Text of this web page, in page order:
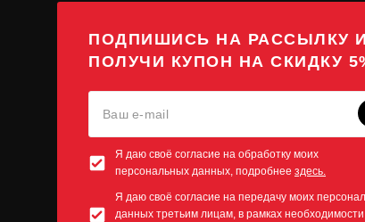
ПОДПИШИСЬ НА РАССЫЛКУ И
ПОЛУЧИ КУПОН НА СКИДКУ
Я даю своё согласие на обработку моих
персональных данных, подробнее здесь.
Я даю своё согласие на передачу моих
данных третьим лицам, в рамках необходимости